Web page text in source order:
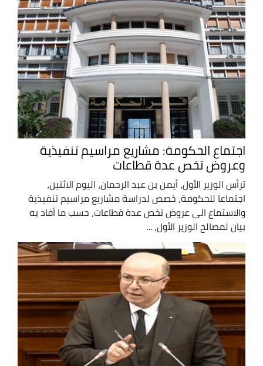
اجتماع الحكومة: مشاريع مراسيم تنفيذية
وعروض تخص عدة قطاعات
ترأس الوزير الأول، أيمن بن عبد الرحمان، اليوم الاثنين،
اجتماعا للحكومة، خصص لدراسة مشاريع مراسيم تنفيذية
والاستماع الى عروض تخص عدة قطاعات، حسب ما أفاد به
بيان لمصالح الوزير الأول، ...